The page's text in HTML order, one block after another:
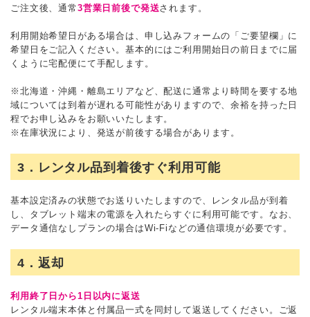
ご注文後、通常3営業日前後で発送されます。
利用開始希望日がある場合は、申し込みフォームの「ご要望欄」に
希望日をご記入ください。基本的にはご利用開始日の前日までに届
くように宅配便にて手配します。
※北海道・沖縄・離島エリアなど、配送に通常より時間を要する地
域については到着が遅れる可能性がありますので、余裕を持った日
程でお申し込みをお願いいたします。
※在庫状況により、発送が前後する場合があります。
3．レンタル品到着後すぐ利用可能
基本設定済みの状態でお送りいたしますので、レンタル品が到着
し、タブレット端末の電源を入れたらすぐに利用可能です。なお、
データ通信なしプランの場合はWi-Fiなどの通信環境が必要です。
4．返却
利用終了日から1日以内に返送
レンタル端末本体と付属品一式を同封して返送してください。ご返